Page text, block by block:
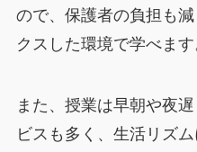
ので、保護者の負担も
クスした環境で学べます
また、授業は早朝や夜
ビスも多く、生活リズ